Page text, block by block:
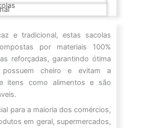
e tradicional, estas sacolas
por materiais 100%
reforçadas, garantindo ótima
possuem cheiro e evitam a
itens como alimentos e são
para a maioria dos comércios,
em geral, supermercados,